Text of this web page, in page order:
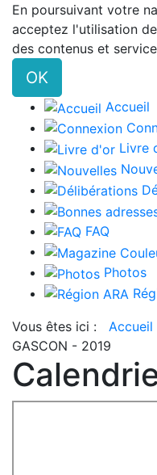
En poursuivant votre
acceptez l'utilisation
des contenus et
OK
Accueil
Livre
FAQ
Photos
Vous êtes ici : Accueil
GASCON - 2019